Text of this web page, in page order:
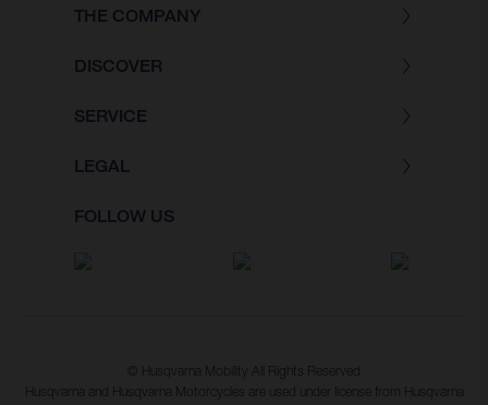
THE COMPANY
DISCOVER
SERVICE
LEGAL
FOLLOW US
© Husqvarna Mobility All Rights Reserved
Husqvarna and Husqvarna Motorcycles are used under license from Husqvarna